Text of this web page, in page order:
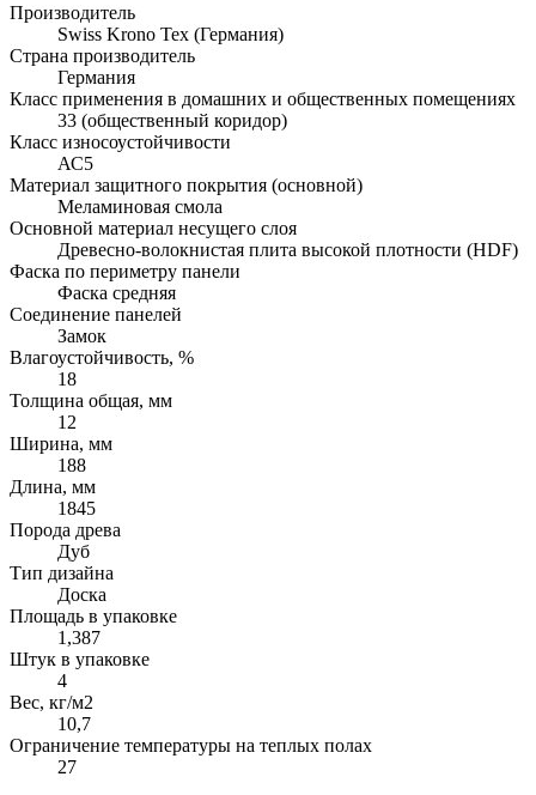
Производитель
Swiss Krono Tex (Германия)
Страна производитель
Германия
Класс применения в домашних и общественных помещениях
33 (общественный коридор)
Класс износоустойчивости
АС5
Материал защитного покрытия (основной)
Меламиновая смола
Основной материал несущего слоя
Древесно-волокнистая плита высокой плотности (HDF)
Фаска по периметру панели
Фаска средняя
Соединение панелей
Замок
Влагоустойчивость, %
18
Толщина общая, мм
12
Ширина, мм
188
Длина, мм
1845
Порода древа
Дуб
Тип дизайна
Доска
Площадь в упаковке
1,387
Штук в упаковке
4
Вес, кг/м2
10,7
Ограничение температуры на теплых полах
27